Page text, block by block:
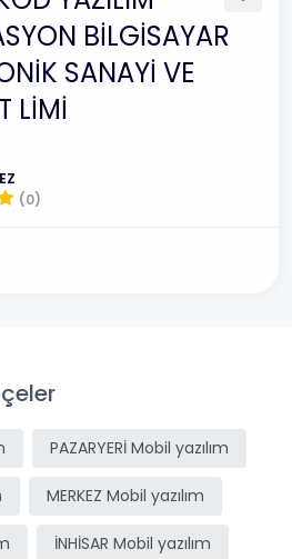
BİLGİSAYAR
SANAYİ VE
LİMİ
(0)
PAZARYERİ Mobil yazılım
MERKEZ Mobil yazılım
İNHİSAR Mobil yazılım